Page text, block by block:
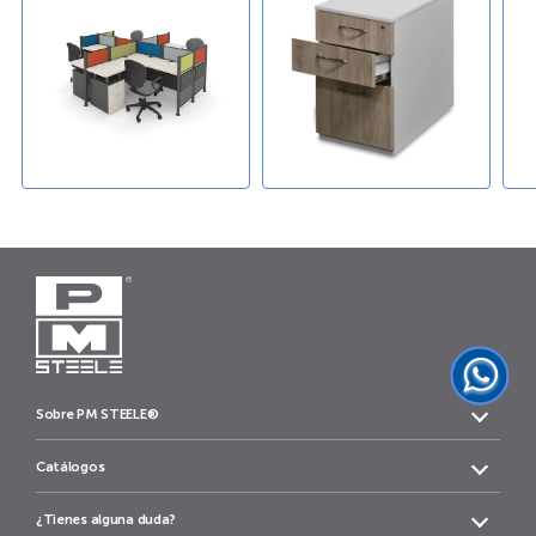
Sobre PM STEELE®
Catálogos
¿Tienes alguna duda?